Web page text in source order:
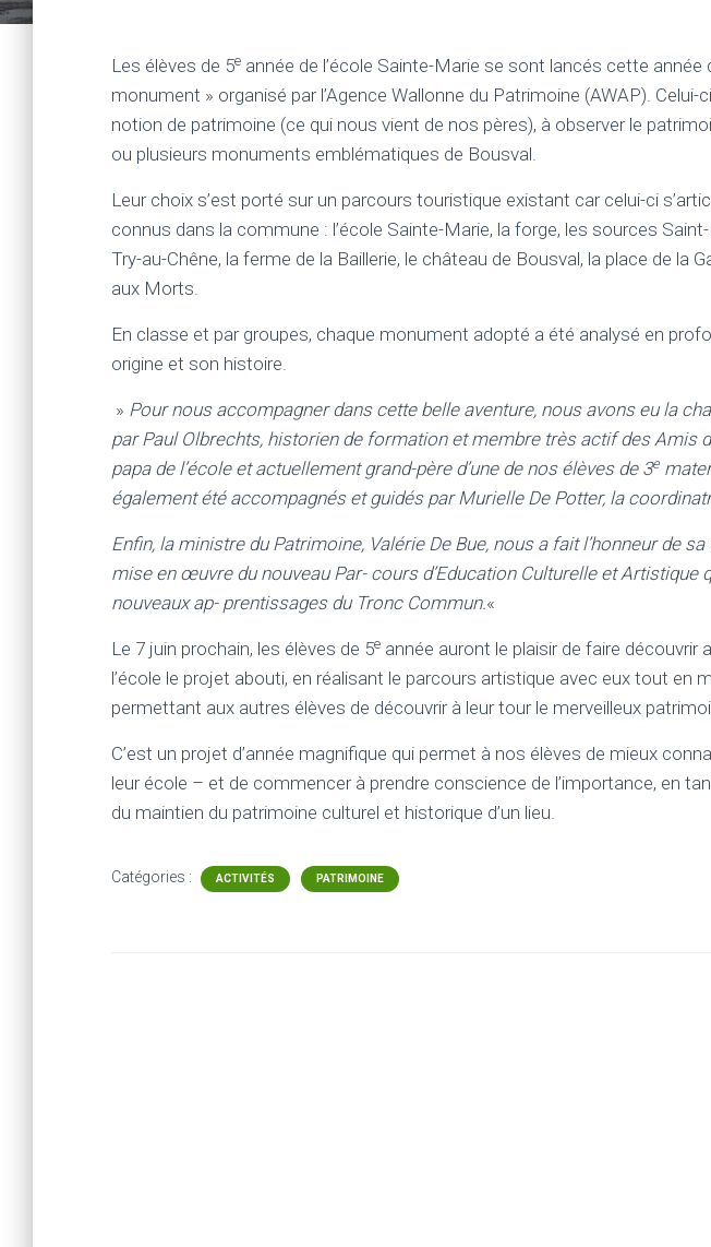
Les élèves de 5e année de l’école Sainte-Marie se sont lancés cette année
monument » organisé par l’Agence Wallonne du Patrimoine (AWAP).
notion de patrimoine (ce qui nous vient de nos pères), à observer le
ou plusieurs monuments emblématiques de Bousval.
Leur choix s’est porté sur un parcours touristique existant car celui-ci
connus dans la commune : l’école Sainte-Marie, la forge, les sources
Try-au-Chêne, la ferme de la Baillerie, le château de Bousval, la place de la
aux Morts.
En classe et par groupes, chaque monument adopté a été analysé en
origine et son histoire.
» Pour nous accompagner dans cette belle aventure, nous avons eu la
par Paul Olbrechts, historien de formation et membre très actif des Amis
papa de l’école et actuellement grand-père d’une de nos élèves de 3e
également été accompagnés et guidés par Murielle De Potter, la
Enfin, la ministre du Patrimoine, Valérie De Bue, nous a fait l’honneur de
mise en œuvre du nouveau Par- cours d’Education Culturelle et Artistique
nouveaux ap- prentissages du Tronc Commun.«
Le 7 juin prochain, les élèves de 5e année auront le plaisir de faire découvrir
l’école le projet abouti, en réalisant le parcours artistique avec eux tout en
permettant aux autres élèves de découvrir à leur tour le merveilleux
C’est un projet d’année magnifique qui permet à nos élèves de mieux
leur école – et de commencer à prendre conscience de l’importance, en
du maintien du patrimoine culturel et historique d’un lieu.
Catégories : ACTIVITÉS PATRIMOINE